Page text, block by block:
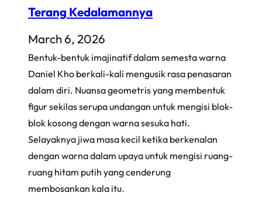
Terang Kedalamannya
March 6, 2026
Bentuk-bentuk imajinatif dalam semesta warna
Daniel Kho berkali-kali mengusik rasa penasaran
dalam diri. Nuansa geometris yang membentuk
figur sekilas serupa undangan untuk mengisi blok-
blok kosong dengan warna sesuka hati.
Selayaknya jiwa masa kecil ketika berkenalan
dengan warna dalam upaya untuk mengisi ruang-
ruang hitam putih yang cenderung
membosankan kala itu.